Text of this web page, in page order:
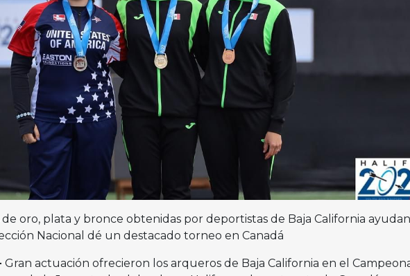
oro, plata y bronce obtenidas por deportistas de Baja California
Nacional dé un destacado torneo en Canadá
Gran actuación ofrecieron los arqueros de Baja California en el